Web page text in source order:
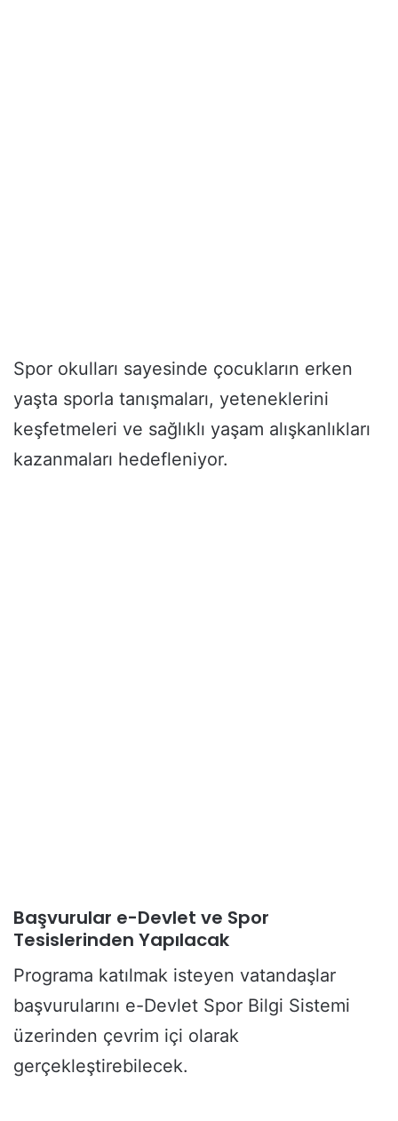
Spor okulları sayesinde çocukların erken
yaşta sporla tanışmaları, yeteneklerini
keşfetmeleri ve sağlıklı yaşam alışkanlıkları
kazanmaları hedefleniyor.
Başvurular e-Devlet ve Spor
Tesislerinden Yapılacak
Programa katılmak isteyen vatandaşlar
başvurularını e-Devlet Spor Bilgi Sistemi
üzerinden çevrim içi olarak
gerçekleştirebilecek.